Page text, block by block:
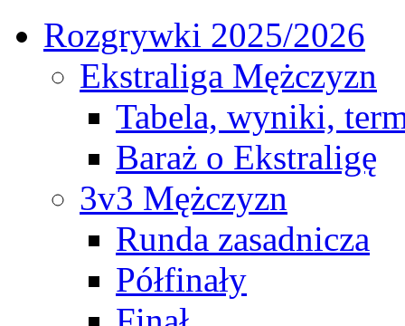
Rozgrywki 2025/2026
Ekstraliga Mężczyzn
Tabela, wyniki,
Baraż o Ekstraligę
3v3 Mężczyzn
Runda zasadnicza
Półfinały